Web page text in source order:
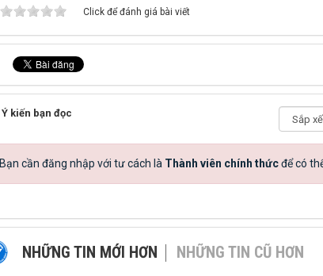
Click để đánh giá bài viết
Ý kiến bạn đọc
Bạn cần đăng nhập với tư cách là Thành viên chính thứcđể có
NHỮNG TIN MỚI HƠN NHỮNG TIN CŨ HƠN